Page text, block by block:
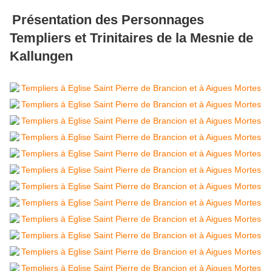
Présentation des Personnages
Templiers et Trinitaires de la Mesnie de
Kallungen